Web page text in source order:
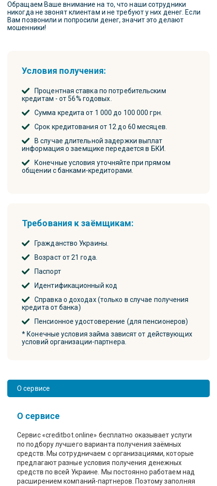
Обращаем Ваше внимание на то, что наши сотрудники
никогда не звонят клиентам и не требуют у них денег. Если
Вам позвонили и попросили денег, значит это делают
мошенники!
Условия получения:
Процентная ставка по потребительским
кредитам - от 56% годовых.
Сумма кредита от 1 000 до 100 000 грн.
Срок кредитования от 12 до 60 месяцев.
В случае длительной задержки выплат
информация о заемщике передается в БКИ.
Конечные условия уточняйте при прямом
общении с банками-кредиторами.
Требования к заёмщикам:
Гражданство Украины.
Возраст от 21 года.
Паспорт
Идентификационный код
Справка о доходах (только в случае получения
кредита от банка)
Пенсионное удостоверение (для пенсионеров)
* Конечные условия займа зависят от действующих
условий организации-партнера.
О сервисе
О сервисе
Сервис «creditbot.online» бесплатно оказывает услуги
по подбору лучшего варианта получения заёмных
средств. Мы сотрудничаем с организациями, которые
предлагают разные условия получения денежных
средств по всей Украине. Мы постоянно работаем над
расширением компаний-партнеров. Поэтому заполняя